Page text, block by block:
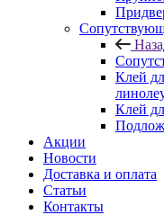
Клей
Клей
Акции
Новости
Доставка и оплата
Статьи
Контакты